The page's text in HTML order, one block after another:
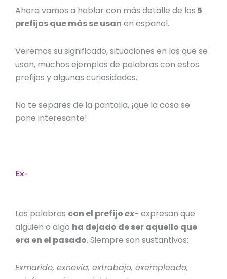
Ahora vamos a hablar con más detalle de los 5
prefijos que más se usan en español.
Veremos su significado, situaciones en las que se
usan, muchos ejemplos de palabras con estos
prefijos y algunas curiosidades.
No te separes de la pantalla, ¡que la cosa se
pone interesante!
Ex-
Las palabras con el prefijoex-expresan que
alguien o algo ha dejado de ser aquello que
era en el pasado. Siempre son sustantivos:
Exmarido, exnovia, extrabajo, exempleado,